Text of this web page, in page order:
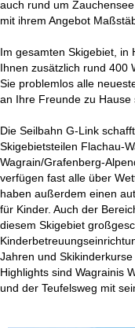
auch rund um
mit ihrem Angebot
Im gesamten Skigebiet, in
Ihnen zusätzlich rund 400
Sie problemlos alle
an Ihre Freunde zu Hause
Die Seilbahn G-Link
Skigebietsteilen Flachau-
Wagrain/Grafenberg-
verfügen fast alle über
haben außerdem einen
für Kinder. Auch der
diesem Skigebiet
Jahren und
Highlights sind Wagrainis
und der Teufelsweg mit